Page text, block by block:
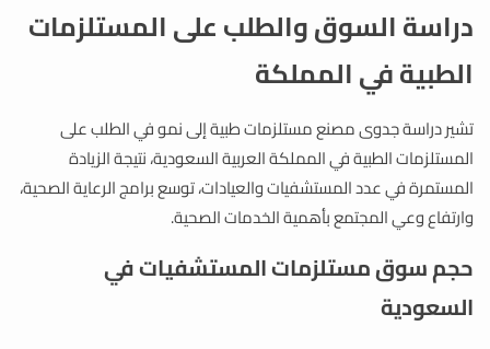
دراسة السوق والطلب على المستلزمات
الطبية في المملكة
تشير دراسة جدوى مصنع مستلزمات طبية إلى نمو في الطلب على
المستلزمات الطبية في المملكة العربية السعودية، نتيجة الزيادة
المستمرة في عدد المستشفيات والعيادات، توسع برامج الرعاية الصحية،
وارتفاع وعي المجتمع بأهمية الخدمات الصحية.
حجم سوق مستلزمات المستشفيات في
السعودية